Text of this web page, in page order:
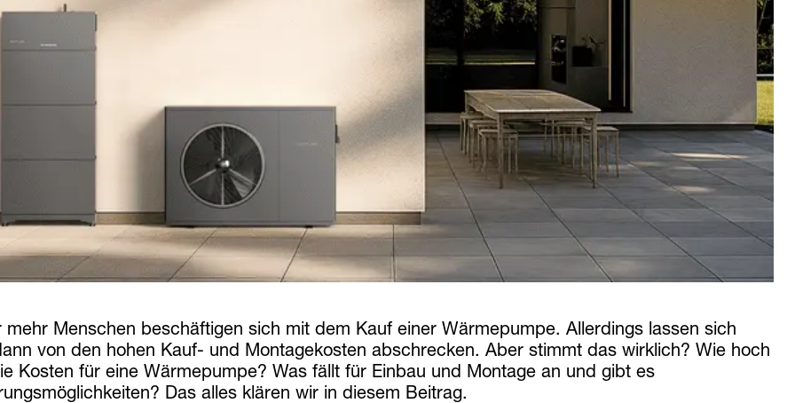
mehr Menschen beschäftigen sich mit dem Kauf einer Wärmepumpe. Allerdings lassen sich
von den hohen Kauf- und Montagekosten abschrecken. Aber stimmt das wirklich? Wie hoch
Kosten für eine Wärmepumpe? Was fällt für Einbau und Montage an und gibt es
Das alles klären wir in diesem Beitrag.